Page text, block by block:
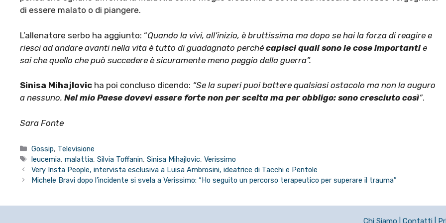
di essere malato o di piangere.
L’allenatore serbo ha aggiunto: “Quando la vivi, all’inizio, è bruttissima ma dopo se hai la forza di reagire e
riesci ad andare avanti nella vita è tutto di guadagnato perché capisci quali sono le cose importantie
sai che quello che può succedere è sicuramente meno peggio della guerra”.
Sinisa Mihajlovic ha poi concluso dicendo: “Se la superi puoi battere qualsiasi ostacolo ma non la auguro
a nessuno. Nel mio Paese dovevi essere forte non per scelta ma per obbligo: sono cresciuto così”.
Sara Fonte
Categorie
Gossip, Televisione
Tag
leucemia,malattia,Silvia Toffanin,Sinisa Mihajlovic,Verissimo
Very Insta People, intervista esclusiva a Luisa Ambrosini, ideatrice di Tacchi e Pentole
Michele Bravi dopo l’incidente si svela a Verissimo: “Ho seguito un percorso terapeutico per superare il trauma”
Chi Siamo Contatti